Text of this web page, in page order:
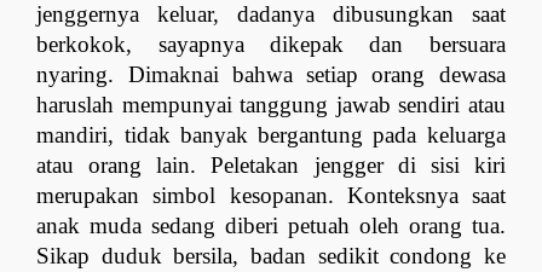
jenggernya keluar, dadanya dibusungkan saat
berkokok, sayapnya dikepak dan bersuara
nyaring. Dimaknai bahwa setiap orang dewasa
haruslah mempunyai tanggung jawab sendiri atau
mandiri, tidak banyak bergantung pada keluarga
atau orang lain. Peletakan jengger di sisi kiri
merupakan simbol kesopanan. Konteksnya saat
anak muda sedang diberi petuah oleh orang tua.
Sikap duduk bersila, badan sedikit condong ke